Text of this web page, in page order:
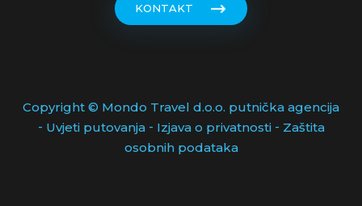
KONTAKT
Copyright © Mondo Travel d.o.o. putnička agencija
- Uvjeti putovanja- Izjava o privatnosti- Zaštita
osobnih podataka